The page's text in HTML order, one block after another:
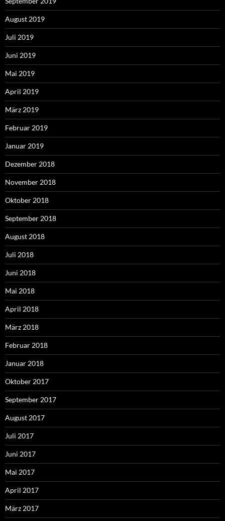
August 2019
Juli 2019
Juni 2019
Mai 2019
April 2019
März 2019
Februar 2019
Januar 2019
Dezember 2018
November 2018
Oktober 2018
September 2018
August 2018
Juli 2018
Juni 2018
Mai 2018
April 2018
März 2018
Februar 2018
Januar 2018
Oktober 2017
September 2017
August 2017
Juli 2017
Juni 2017
Mai 2017
April 2017
März 2017